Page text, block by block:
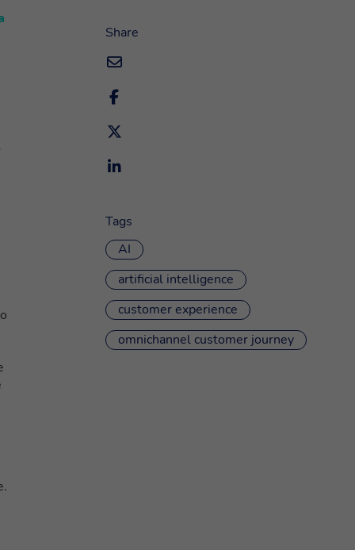
Share
Tags
AI
artificial intelligence
customer experience
omnichannel customer journey